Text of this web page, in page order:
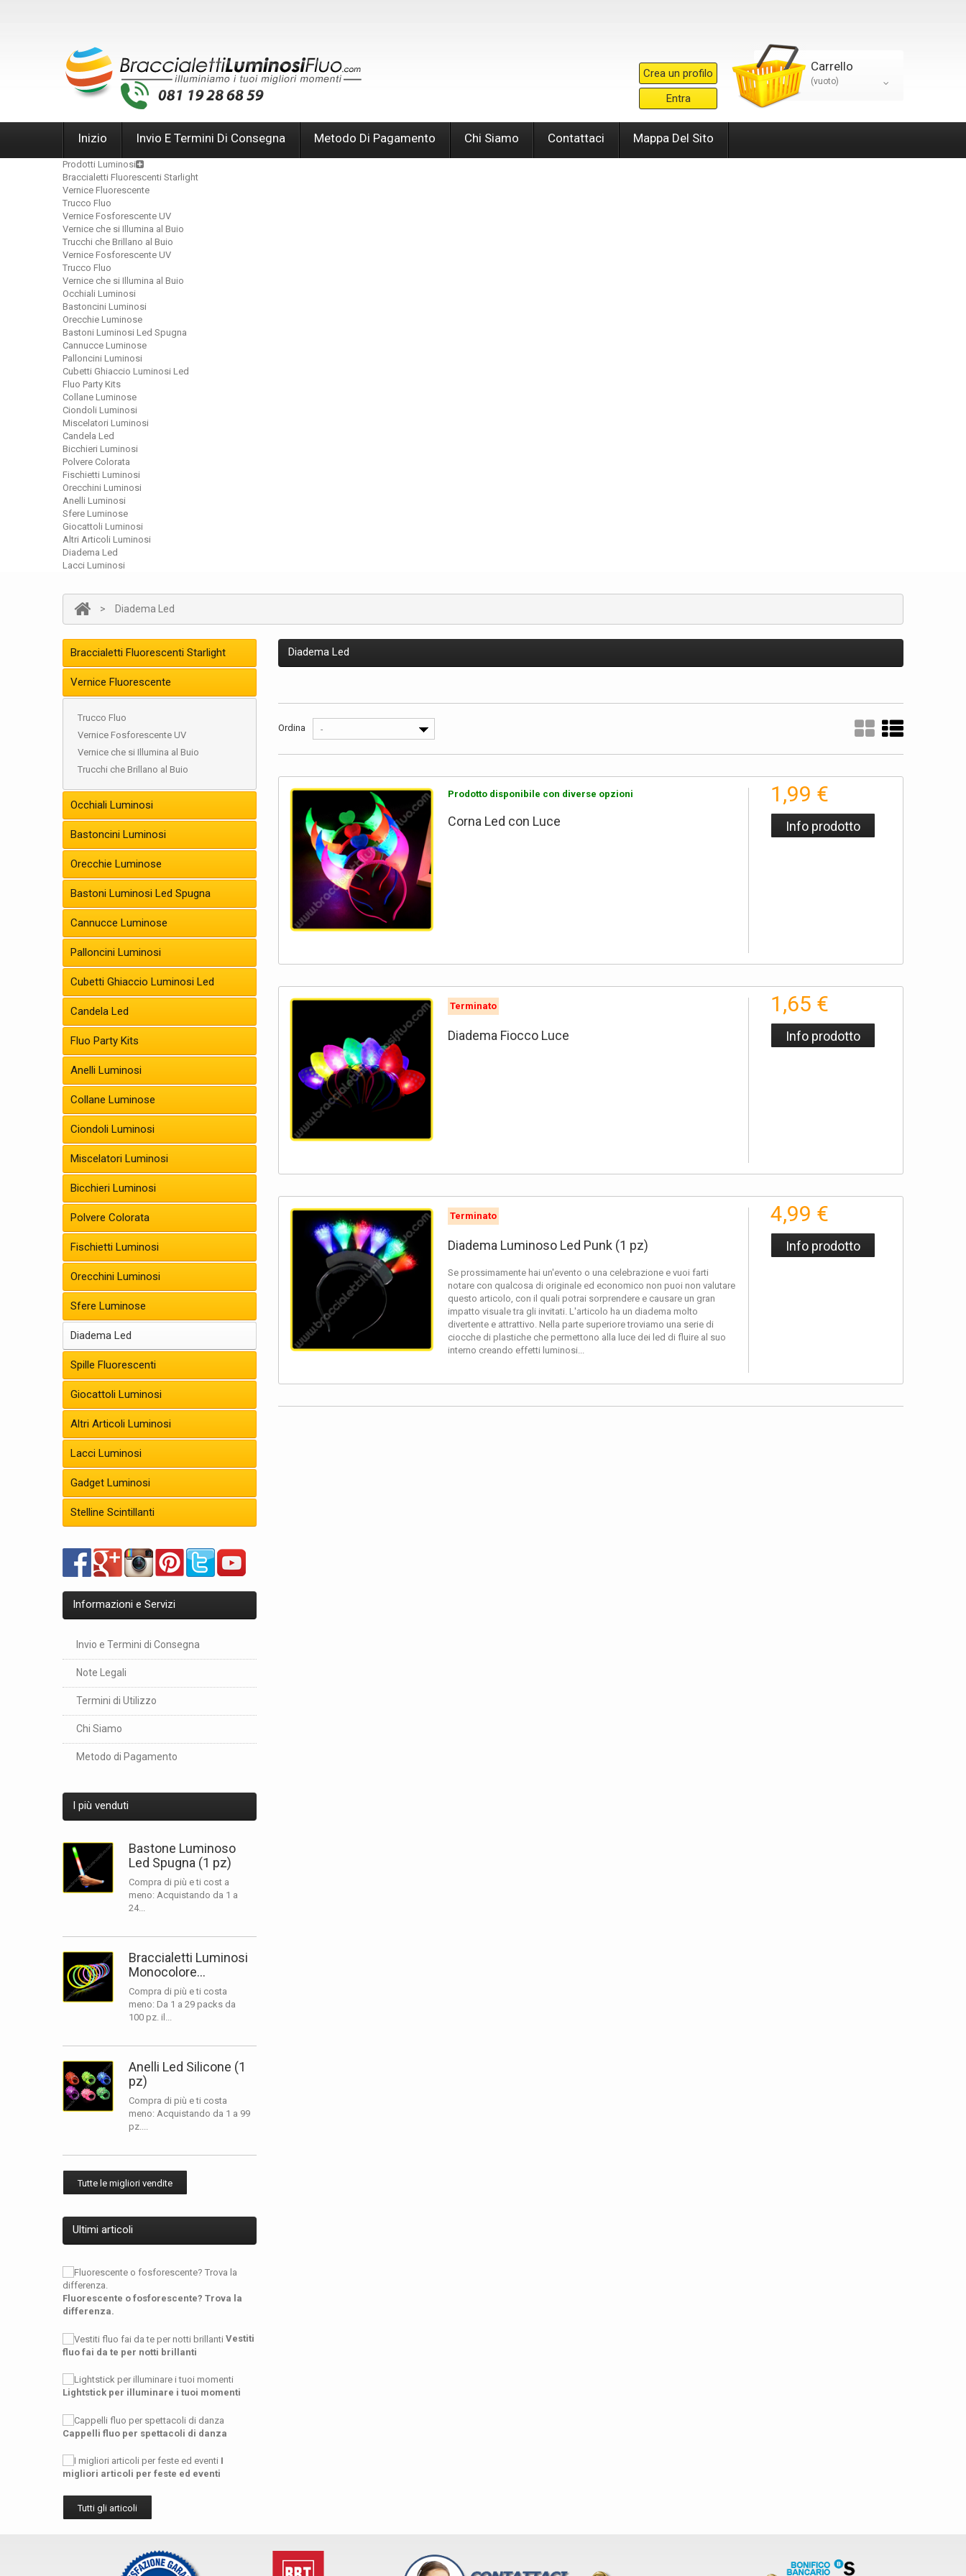
Crea un profilo
Entra
Carrello
(vuoto)
Inizio Invio E Termini Di Consegna Metodo Di Pagamento Chi Siamo Contattaci Mappa Del Sito
Prodotti Luminosi
Braccialetti Fluorescenti Starlight
Vernice Fluorescente
Trucco Fluo
Vernice Fosforescente UV
Vernice che si Illumina al Buio
Trucchi che Brillano al Buio
Vernice Fosforescente UV
Trucco Fluo
Vernice che si Illumina al Buio
Occhiali Luminosi
Bastoncini Luminosi
Orecchie Luminose
Bastoni Luminosi Led Spugna
Cannucce Luminose
Palloncini Luminosi
Cubetti Ghiaccio Luminosi Led
Fluo Party Kits
Collane Luminose
Ciondoli Luminosi
Miscelatori Luminosi
Candela Led
Bicchieri Luminosi
Polvere Colorata
Fischietti Luminosi
Orecchini Luminosi
Anelli Luminosi
Sfere Luminose
Giocattoli Luminosi
Altri Articoli Luminosi
Diadema Led
Lacci Luminosi
> Diadema Led
Braccialetti Fluorescenti Starlight
Vernice Fluorescente
Trucco Fluo
Vernice Fosforescente UV
Vernice che si Illumina al Buio
Trucchi che Brillano al Buio
Occhiali Luminosi
Bastoncini Luminosi
Orecchie Luminose
Bastoni Luminosi Led Spugna
Cannucce Luminose
Palloncini Luminosi
Cubetti Ghiaccio Luminosi Led
Candela Led
Fluo Party Kits
Anelli Luminosi
Collane Luminose
Ciondoli Luminosi
Miscelatori Luminosi
Bicchieri Luminosi
Polvere Colorata
Fischietti Luminosi
Orecchini Luminosi
Sfere Luminose
Diadema Led
Spille Fluorescenti
Giocattoli Luminosi
Altri Articoli Luminosi
Lacci Luminosi
Gadget Luminosi
Stelline Scintillanti
Informazioni e Servizi
Invio e Termini di Consegna
Note Legali
Termini di Utilizzo
Chi Siamo
Metodo di Pagamento
I più venduti
Bastone Luminoso
Led Spugna (1 pz)
Compra di più e ti cost a
meno: Acquistando da 1 a
24...
Braccialetti Luminosi
Monocolore...
Compra di più e ti costa
meno: Da 1 a 29 packs da
100 pz. il...
Anelli Led Silicone (1
pz)
Compra di più e ti costa
meno: Acquistando da 1 a 99
pz....
Tutte le migliori vendite
Ultimi articoli
Fluorescente o fosforescente? Trova la
differenza.
Vestiti
fluo fai da te per notti brillanti
Lightstick per illuminare i tuoi momenti
Cappelli fluo per spettacoli di danza
I
migliori articoli per feste ed eventi
Tutti gli articoli
Diadema Led
Ordina -
Prodotto disponibile con diverse opzioni
Corna Led con Luce
1,99 €
Info prodotto
Terminato
Diadema Fiocco Luce
1,65 €
Info prodotto
Terminato
Diadema Luminoso Led Punk (1 pz)
Se prossimamente hai un'evento o una celebrazione e vuoi farti
notare con qualcosa di originale ed economico non puoi non valutare
questo articolo, con il quali potrai sorprendere e causare un gran
impatto visuale tra gli invitati. L'articolo ha un diadema molto
divertente e attrattivo. Nella parte superiore troviamo una serie di
ciocche di plastiche che permettono alla luce dei led di fluire al suo
interno creando effetti luminosi...
4,99 €
Info prodotto